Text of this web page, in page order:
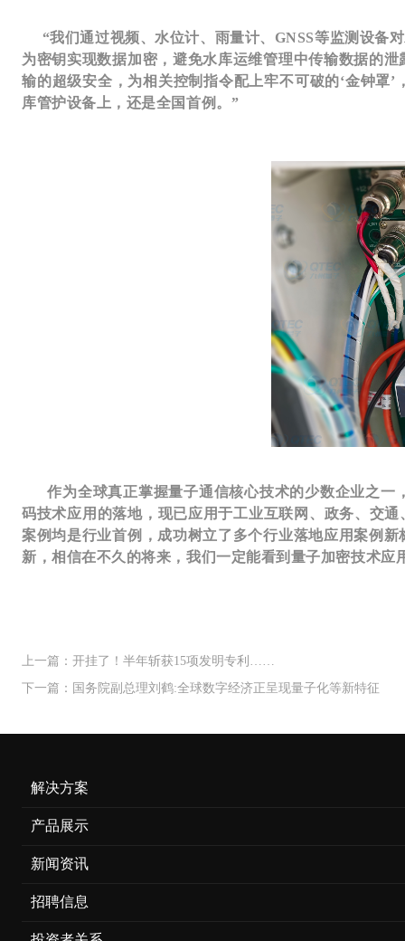
“我们通过视频、水位计、雨量计、GNSS等监测设备
为密钥实现数据加密，避免水库运维管理中传输数据的
输的超级安全，为相关控制指令配上牢不可破的‘金钟罩
库管护设备上，还是全国首例。”
作为全球真正掌握量子通信核心技术的少数企业之一
码技术应用的落地，现已应用于工业互联网、政务、交
案例均是行业首例，成功树立了多个行业落地应用案例新
新，相信在不久的将来，我们一定能看到量子加密技术
上一篇：开挂了！半年斩获15项发明专利……
下一篇：国务院副总理刘鹤:全球数字经济正呈现量子化等新特征
解决方案
产品展示
新闻资讯
招聘信息